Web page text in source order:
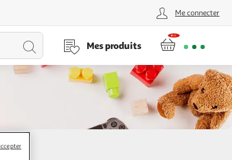
Me connecter
Lancer
la
recherche
Mes produits